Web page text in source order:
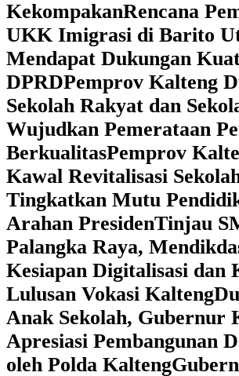
KekompakanRencana
UKK Imigrasi di Barito
Mendapat Dukungan
DPRD‎Pemprov Kalteng
Sekolah Rakyat dan
Wujudkan Pemerataan
Berkualitas‎Pemprov
Kawal Revitalisasi
Tingkatkan Mutu
Arahan Presiden‎Tinjau
Palangka Raya,
Kesiapan Digitalisasi dan
Lulusan Vokasi Kalteng
Anak Sekolah, Gubernur
Apresiasi Pembangunan
oleh Polda Kalteng